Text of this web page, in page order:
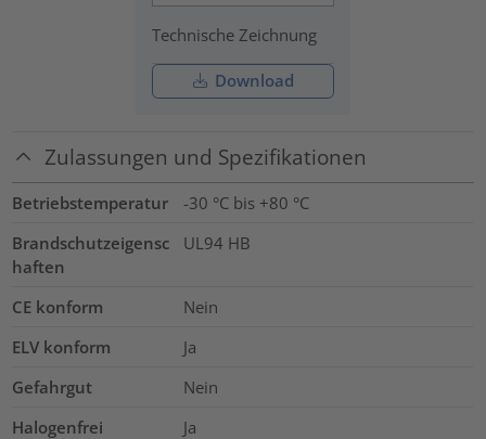
Technische Zeichnung
Download
Zulassungen und Spezifikationen
Betriebstemperatur
-30 °C bis +80 °C
Brandschutzeigensc
haften
UL94 HB
CE konform
Nein
ELV konform
Ja
Gefahrgut
Nein
Halogenfrei
Ja